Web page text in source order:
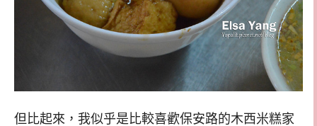
但比起來，我似乎是比較喜歡保安路的木西米糕家